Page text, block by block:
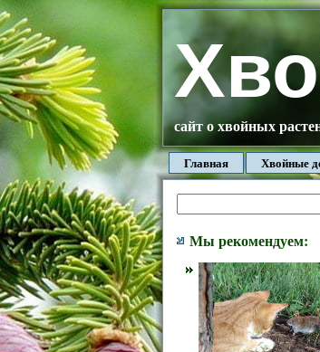
сайт о хвойных
Главная Хвойные
Мы рекомендуем: